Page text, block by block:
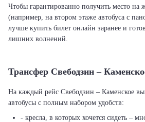
Чтобы гарантированно получить место на
(например, на втором этаже автобуса с
лучше купить билет онлайн заранее и
лишних волнений.
Трансфер Свебодзин –
На каждый рейс Свебодзин – Каменское
автобусы с полным набором удобств:
- кресла, в которых хочется сидеть –